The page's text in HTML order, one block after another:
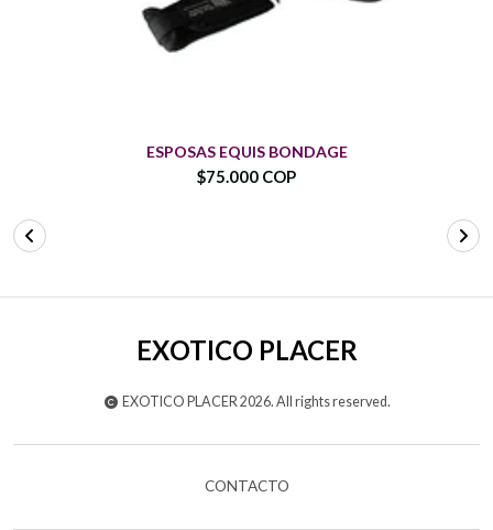
ESPOSAS EQUIS BONDAGE
$75.000 COP
EXOTICO PLACER
EXOTICO PLACER 2026. All rights reserved.
CONTACTO